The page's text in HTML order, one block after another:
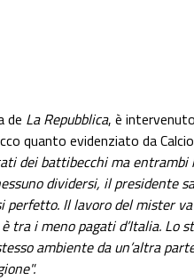
de La Repubblica, è
quanto evidenziato da
dei battibecchi ma
dividersi, il presidente
perfetto. Il lavoro del mister
tra i meno pagati d’Italia. Lo
ambiente da un’altra